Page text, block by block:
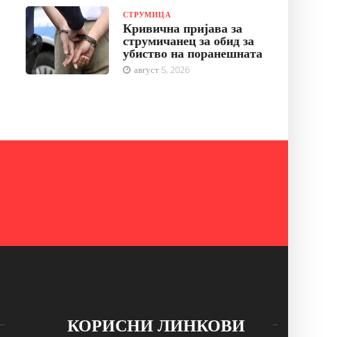
СТРУМИЦА
Кривична пријава за
струмичанец за обид за
убиство на поранешната
август 5, 2026
КОРИСНИ ЛИНКОВИ